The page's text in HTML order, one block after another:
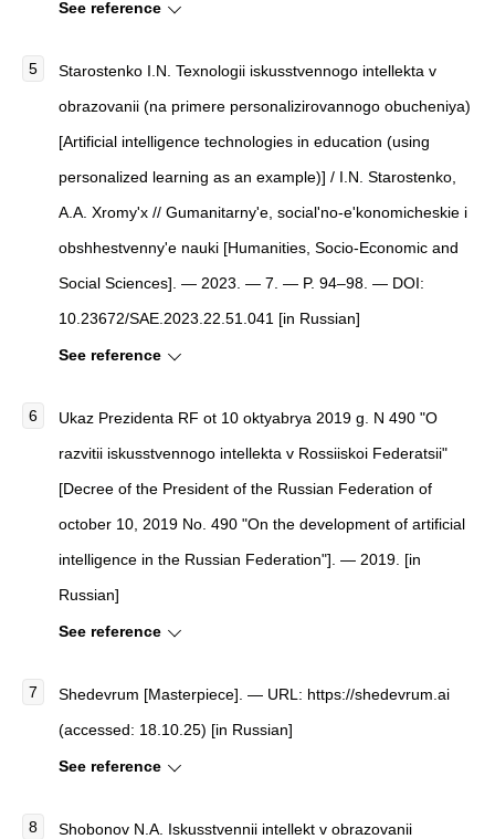
See reference
Starostenko I.N. Texnologii iskusstvennogo intellekta v
obrazovanii (na primere personalizirovannogo obucheniya)
[Artificial intelligence technologies in education (using
personalized learning as an example)] / I.N. Starostenko,
A.A. Xromy'x // Gumanitarny'e, social'no-e'konomicheskie i
obshhestvenny'e nauki [Humanities, Socio-Economic and
Social Sciences] . — 2023. — 7. — P. 94–98. — DOI:
10.23672/SAE.2023.22.51.041 [in Russian]
See reference
Ukaz Prezidenta RF ot 10 oktyabrya 2019 g. N 490 "O
razvitii iskusstvennogo intellekta v Rossiiskoi Federatsii"
[Decree of the President of the Russian Federation of
october 10, 2019 No. 490 "On the development of artificial
intelligence in the Russian Federation"]. — 2019. [in
Russian]
See reference
Shedevrum [Masterpiece]. — URL: https://shedevrum.ai
(accessed: 18.10.25) [in Russian]
See reference
Shobonov N.A. Iskusstvennii intellekt v obrazovanii